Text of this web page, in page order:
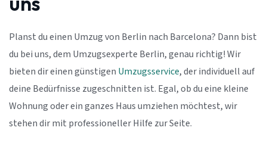
Planst du einen Umzug von Berlin nach Barcelona? Dann bist
du bei uns, dem Umzugsexperte Berlin, genau richtig! Wir
bieten dir einen günstigen Umzugsservice, der individuell auf
deine Bedürfnisse zugeschnitten ist. Egal, ob du eine kleine
Wohnung oder ein ganzes Haus umziehen möchtest, wir
stehen dir mit professioneller Hilfe zur Seite.